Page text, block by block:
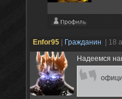
Enfor95 Гражданин
| 18
Надеемся